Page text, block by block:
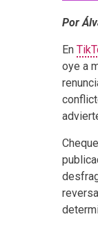
Por
En
oye a